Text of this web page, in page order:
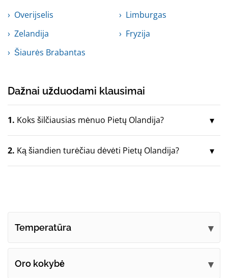
Overijselis
Limburgas
Zelandija
Fryzija
Šiaurės Brabantas
Dažnai užduodami klausimai
1. Koks šilčiausias mėnuo Pietų Olandija?
2. Ką šiandien turėčiau dėvėti Pietų Olandija?
Temperatūra
Oro kokybė